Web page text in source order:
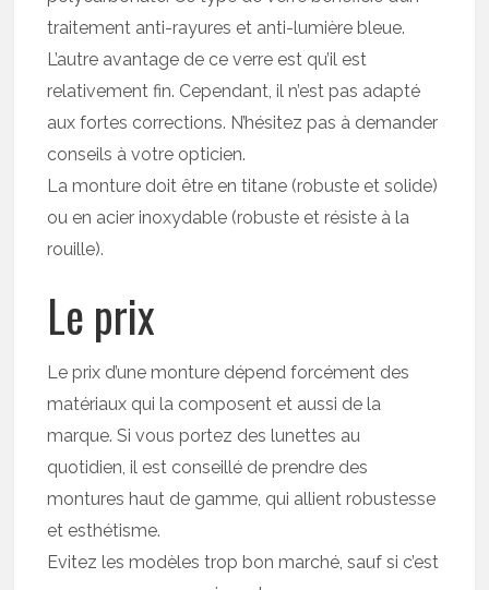
traitement anti-rayures et anti-lumière bleue.
L’autre avantage de ce verre est qu’il est
relativement fin. Cependant, il n’est pas adapté
aux fortes corrections. N’hésitez pas à demander
conseils à votre opticien.
La monture doit être en titane (robuste et solide)
ou en acier inoxydable (robuste et résiste à la
rouille).
Le prix
Le prix d’une monture dépend forcément des
matériaux qui la composent et aussi de la
marque. Si vous portez des lunettes au
quotidien, il est conseillé de prendre des
montures haut de gamme, qui allient robustesse
et esthétisme.
Evitez les modèles trop bon marché, sauf si c’est